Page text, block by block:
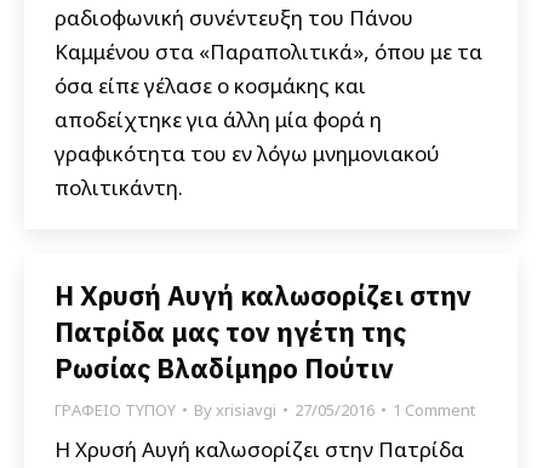
ραδιοφωνική συνέντευξη του Πάνου
Καμμένου στα «Παραπολιτικά», όπου με τα
όσα είπε γέλασε ο κοσμάκης και
αποδείχτηκε για άλλη μία φορά η
γραφικότητα του εν λόγω μνημονιακού
πολιτικάντη.
Η Χρυσή Αυγή καλωσορίζει στην
Πατρίδα μας τον ηγέτη της
Ρωσίας Βλαδίμηρο Πούτιν
ΓΡΑΦΕΙΟ ΤΥΠΟΥ Byxrisiavgi 27/05/2016 1 Comment
Η Χρυσή Αυγή καλωσορίζει στην Πατρίδα